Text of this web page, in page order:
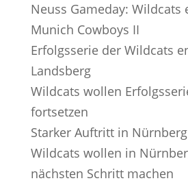
Neuss Gameday: Wildcats
Munich Cowboys II
Erfolgsserie der Wildcats
Landsberg
Wildcats wollen
fortsetzen
Starker Auftritt in Nürnberg
Wildcats wollen in
nächsten Schritt machen